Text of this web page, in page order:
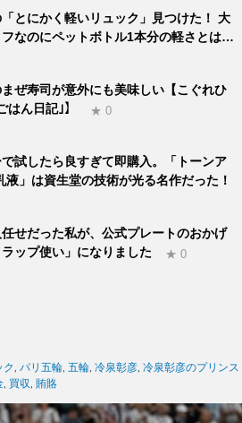
とにかく軽いリュック」見つけた！ 大
なのにペットボトル1本分の軽さとは…
ぜ寿司が意外にも美味しい【こぐれひ
はん日記｣】
★ 0
試したら良すぎて即購入。「トーンア
液」は資生堂の技術が光る名作だった！
せだった私が、公式プレートのおかげ
ップ使い」になりました
★ 0
ク パリ五輪 五輪 冷泉彰彦 冷泉彰彦のプリンス
買収 賄賂